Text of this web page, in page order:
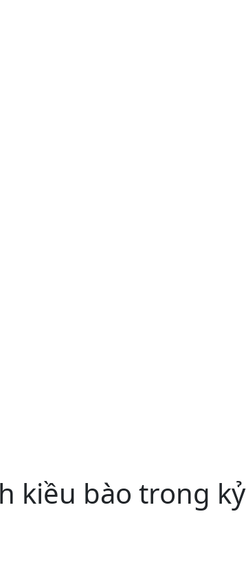
kiều bào trong kỷ